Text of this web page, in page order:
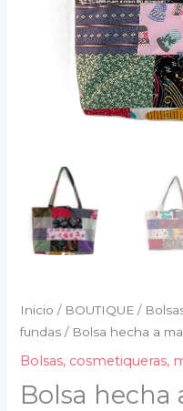
Inicio / BOUTIQUE /
fundas / Bolsa hecha a
Bolsas, cosmetiqueras,
Bolsa hecha